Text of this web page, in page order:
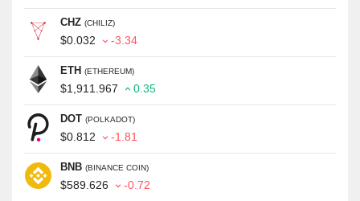
CHZ (CHILIZ)
$0.032 -3.34
ETH (ETHEREUM)
$1,911.967 0.35
DOT (POLKADOT)
$0.812 -1.81
BNB (BINANCE COIN)
$589.626 -0.72